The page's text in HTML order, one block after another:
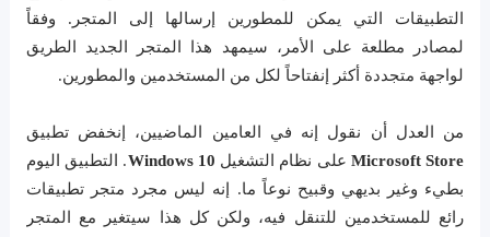
التطبيقات التي يمكن للمطورين إرسالها إلى المتجر. وفقاً
لمصادر مطلعة على الأمر، سيمهد هذا المتجر الجديد الطريق
لواجهة متجددة أكثر إنفتاحاً لكل من المستخدمين والمطورين.
من العدل أن نقول إنه في العامين الماضيين، إنخفض تطبيق
Microsoft Store على نظام التشغيل Windows 10. التطبيق اليوم
بطيء وغير بديهي وقبيح نوعاً ما. إنه ليس مجرد متجر تطبيقات
رائع للمستخدمين للتنقل فيه، ولكن كل هذا سيتغير مع المتجر